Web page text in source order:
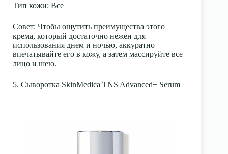
Тип кожи: Все
Совет: Чтобы ощутить преимущества этого
крема, который достаточно нежен для
использования днем и ночью, аккуратно
впечатывайте его в кожу, а затем массируйте все
лицо и шею.
5. Сыворотка SkinMedica TNS Advanced+ Serum